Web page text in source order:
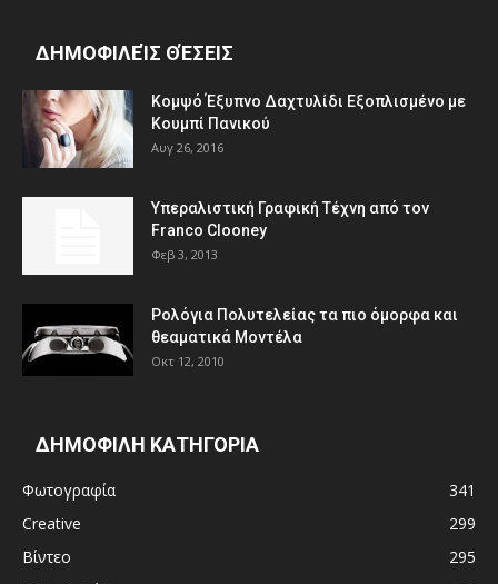
ΔΗΜΟΦΙΛΕΊΣ ΘΈΣΕΙΣ
Κομψό Έξυπνο Δαχτυλίδι Εξοπλισμένο με
Κουμπί Πανικού
Αυγ 26, 2016
Υπεραλιστική Γραφική Τέχνη από τον
Franco Clooney
Φεβ 3, 2013
Ρολόγια Πολυτελείας τα πιο όμορφα και
θεαματικά Μοντέλα
Οκτ 12, 2010
ΔΗΜΟΦΙΛΗ ΚΑΤΗΓΟΡΙΑ
Φωτογραφία
341
Creative
299
Βίντεο
295